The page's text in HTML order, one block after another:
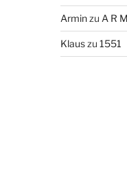
Arminzu A R
Klauszu 1551